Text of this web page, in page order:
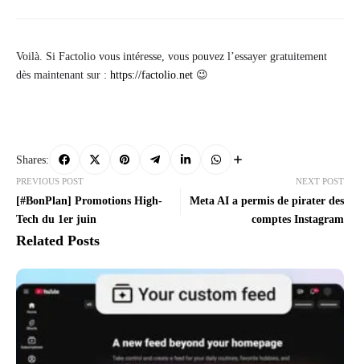
Voilà. Si Factolio vous intéresse, vous pouvez l’essayer gratuitement
dès maintenant sur : https://factolio.net 😉
Shares:
PREVIOUS POST
[#BonPlan] Promotions High-
Tech du 1er juin
NEXT POST
Meta AI a permis de pirater des
comptes Instagram
Related Posts